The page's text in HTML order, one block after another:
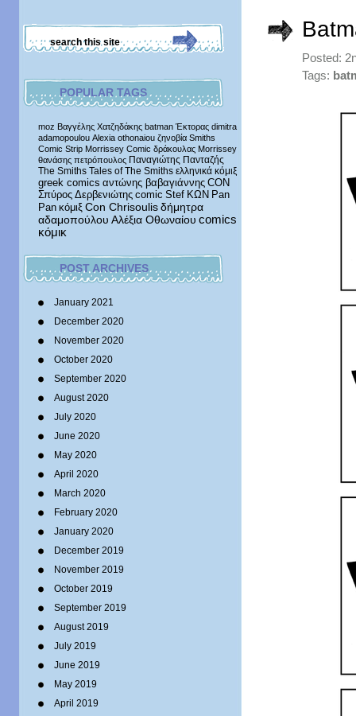
POPULAR TAGS
moz Βαγγέλης Χατζηδάκης batman Έκτορας dimitra
adamopoulou Alexia othonaiou ζηνοβία Smiths
Comic Strip Morrissey Comic δράκουλας Morrissey
θανάσης πετρόπουλος Παναγιώτης Πανταζής
The Smiths Tales of The Smiths ελληνικά κόμιξ
greek comics αντώνης βαβαγιάννης CON
Σπύρος Δερβενιώτης comic Stef ΚΩΝ Pan
Pan κόμιξ Con Chrisoulis δήμητρα
αδαμοπούλου Αλέξια Οθωναίου comics
κόμικ
POST ARCHIVES
January 2021
December 2020
November 2020
October 2020
September 2020
August 2020
July 2020
June 2020
May 2020
April 2020
March 2020
February 2020
January 2020
December 2019
November 2019
October 2019
September 2019
August 2019
July 2019
June 2019
May 2019
April 2019
Posted:
Tags: